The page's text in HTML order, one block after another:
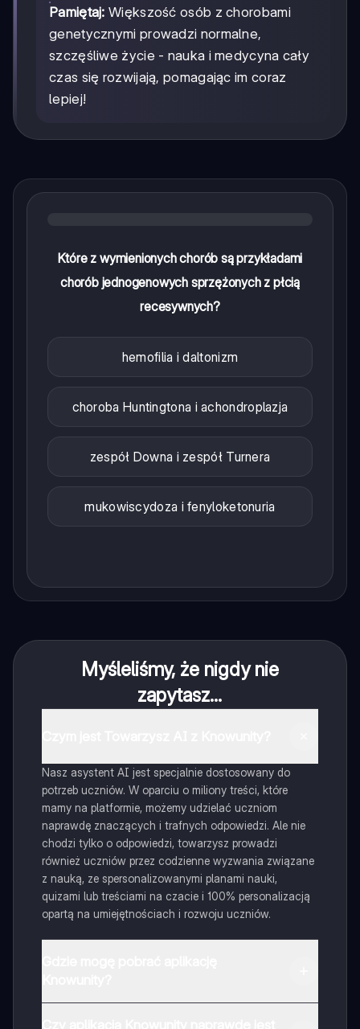
Pamiętaj: Większość osób z chorobami
genetycznymi prowadzi normalne,
szczęśliwe życie - nauka i medycyna cały
czas się rozwijają, pomagając im coraz
lepiej!
Które z wymienionych chorób są przykładami
chorób jednogenowych sprzężonych z płcią
recesywnych?
hemofilia i daltonizm
choroba Huntingtona i achondroplazja
zespół Downa i zespół Turnera
mukowiscydoza i fenyloketonuria
Myśleliśmy, że nigdy nie
zapytasz...
Nasz asystent AI jest specjalnie dostosowany do
potrzeb uczniów. W oparciu o miliony treści, które
mamy na platformie, możemy udzielać uczniom
naprawdę znaczących i trafnych odpowiedzi. Ale nie
chodzi tylko o odpowiedzi, towarzysz prowadzi
również uczniów przez codzienne wyzwania związane
z nauką, ze spersonalizowanymi planami nauki,
quizami lub treściami na czacie i 100% personalizacją
opartą na umiejętnościach i rozwoju uczniów.